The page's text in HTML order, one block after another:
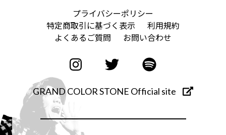
プライバシーポリシー
特定商取引に基づく表示
利用規約
よくあるご質問
お問い合わせ
GRAND COLOR STONE Official site